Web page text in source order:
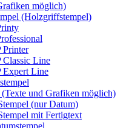
möglich)
(Holzgriffstempel)
Printer
Line
Expert Line
(Texte und Grafiken möglich)
(nur Datum)
mit Fertigtext